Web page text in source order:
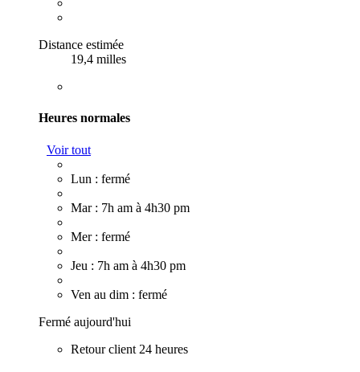
Distance estimée
19,4 milles
Heures normales
Voir tout
Lun : fermé
Mar : 7h am à 4h30 pm
Mer : fermé
Jeu : 7h am à 4h30 pm
Ven au dim : fermé
Fermé aujourd'hui
Retour client 24 heures